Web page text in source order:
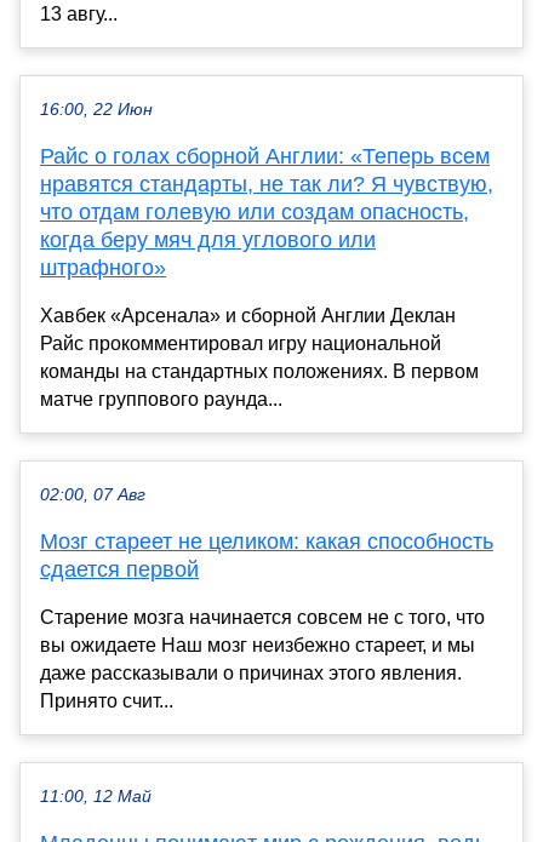
13 авгу...
16:00, 22 Июн
Райс о голах сборной Англии: «Теперь всем
нравятся стандарты, не так ли? Я чувствую,
что отдам голевую или создам опасность,
когда беру мяч для углового или
штрафного»
Хавбек «Арсенала» и сборной Англии Деклан
Райс прокомментировал игру национальной
команды на стандартных положениях. В первом
матче группового раунда...
02:00, 07 Авг
Мозг стареет не целиком: какая способность
сдается первой
Старение мозга начинается совсем не с того, что
вы ожидаете Наш мозг неизбежно стареет, и мы
даже рассказывали о причинах этого явления.
Принято счит...
11:00, 12 Май